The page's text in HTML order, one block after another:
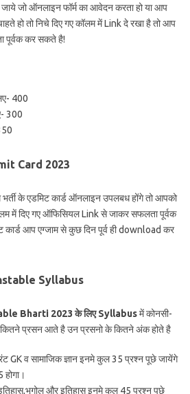
जो ऑनलाइन फॉर्म का आवेदन करता हो या आप
हो तो निचे दिए गए कॉलम में Link दे रखा है तो आप
पूर्वक कर सकते है!
400
300
Card 2023
के एडमिट कार्ड ऑनलाइन उपलबध होंगे तो आपको
में दिए गए ऑफिसियल Link से जाकर सफलता पूर्वक
आप एग्जाम से कुछ दिन पूर्व ही download कर
Syllabus
Bharti 2023 के लिए Syllabusमें कोनसी-
कितने प्रसन आते है उन प्रसनो के कितने अंक होते है
GK व सामाजिक ज्ञान इनमे कुल 35 प्रश्न पूछे जायेंगे
और इतिहास इनमे कुल 45 प्रश्न पूछे